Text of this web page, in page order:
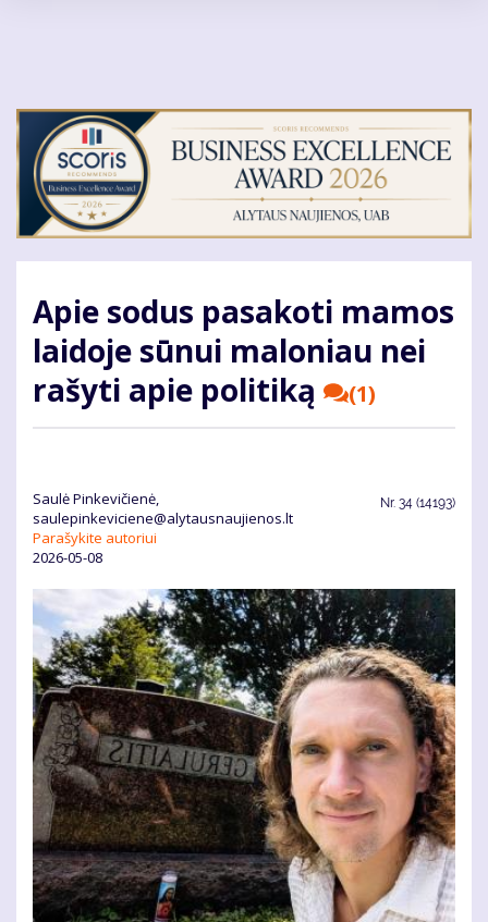
Apie sodus pasakoti mamos
laidoje sūnui maloniau nei
rašyti apie politiką
(1)
Saulė Pinkevičienė,
saulepinkeviciene@alytausnaujienos.lt
Parašykite autoriui
2026-05-08
Nr. 34 (14193)